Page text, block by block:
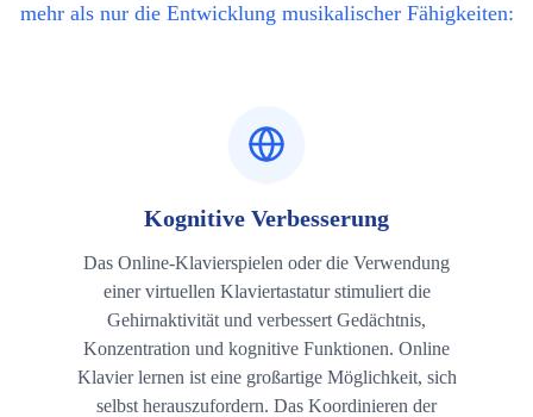
mehr als nur die Entwicklung musikalischer Fähigkeiten:
Kognitive Verbesserung
Das Online-Klavierspielen oder die Verwendung
einer virtuellen Klaviertastatur stimuliert die
Gehirnaktivität und verbessert Gedächtnis,
Konzentration und kognitive Funktionen. Online
Klavier lernen ist eine großartige Möglichkeit, sich
selbst herauszufordern. Das Koordinieren der